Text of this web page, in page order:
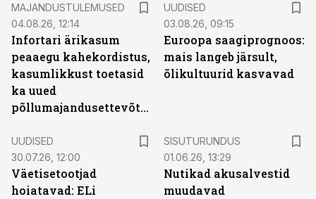
MAJANDUSTULEMUSED
04.08.26, 12:14
Infortari ärikasum
peaaegu kahekordistus,
kasumlikkust toetasid
ka uued
põllumajandusettevõtted
UUDISED
03.08.26, 09:15
Euroopa saagiprognoos:
mais langeb järsult,
õlikultuurid kasvavad
UUDISED
30.07.26, 12:00
Väetisetootjad
hoiatavad: ELi
SISUTURUNDUS
01.06.26, 13:29
Nutikad akusalvestid
muudavad